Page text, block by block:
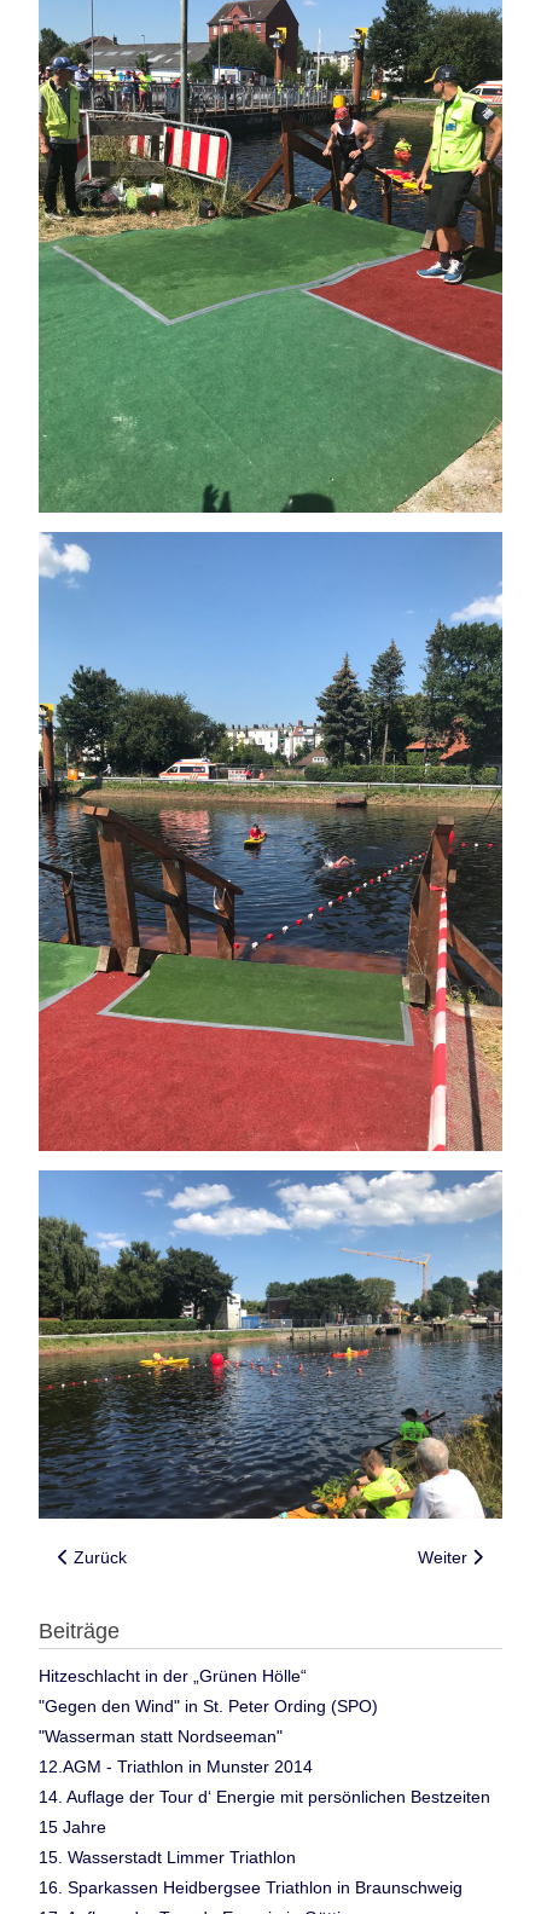
Vorheriger Beitrag: 40. Allgäu Triathlon
Zurück Nächster
Weiter
Beiträge
Hitzeschlacht in der „Grünen Hölle“
"Gegen den Wind" in St. Peter Ording (SPO)
"Wasserman statt Nordseeman"
12.AGM - Triathlon in Munster 2014
14. Auflage der Tour d‘ Energie mit persönlichen Bestzeiten
15 Jahre
15. Wasserstadt Limmer Triathlon
16. Sparkassen Heidbergsee Triathlon in Braunschweig